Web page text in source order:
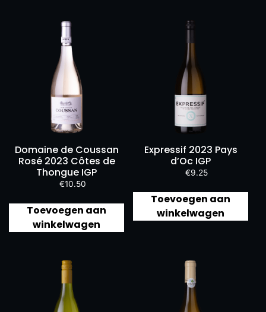
Domaine de Coussan
Rosé 2023 Côtes de
Thongue IGP
€10.50
Toevoegen aan
winkelwagen
Expressif 2023 Pays
d’Oc IGP
€9.25
Toevoegen aan
winkelwagen